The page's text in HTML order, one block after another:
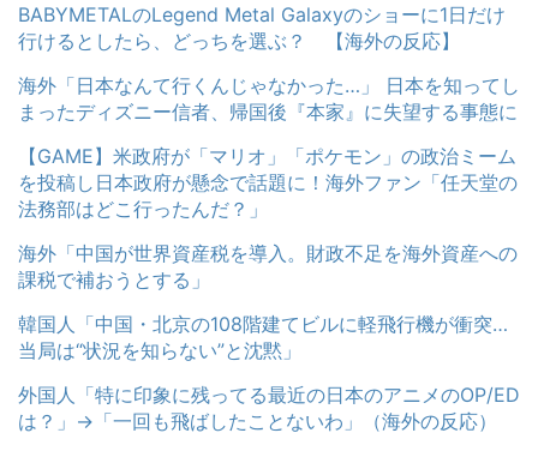
BABYMETALのLegend Metal Galaxyのショーに1日だけ
行けるとしたら、どっちを選ぶ？ 【海外の反応】
海外「日本なんて行くんじゃなかった…」 日本を知ってし
まったディズニー信者、帰国後『本家』に失望する事態に
【GAME】米政府が「マリオ」「ポケモン」の政治ミーム
を投稿し日本政府が懸念で話題に！海外ファン「任天堂の
法務部はどこ行ったんだ？」
海外「中国が世界資産税を導入。財政不足を海外資産への
課税で補おうとする」
韓国人「中国・北京の108階建てビルに軽飛行機が衝突…
当局は“状況を知らない”と沈黙」
外国人「特に印象に残ってる最近の日本のアニメのOP/ED
は？」→「一回も飛ばしたことないわ」（海外の反応）